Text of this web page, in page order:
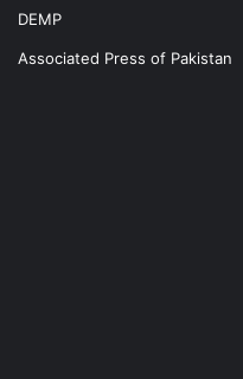
DEMP
Associated Press of Pakistan